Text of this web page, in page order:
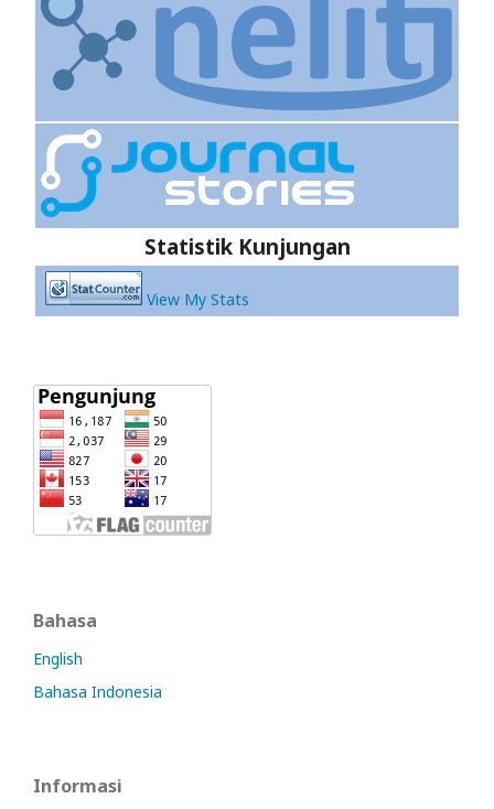
Statistik Kunjungan
View My Stats
Bahasa
English
Bahasa Indonesia
Informasi